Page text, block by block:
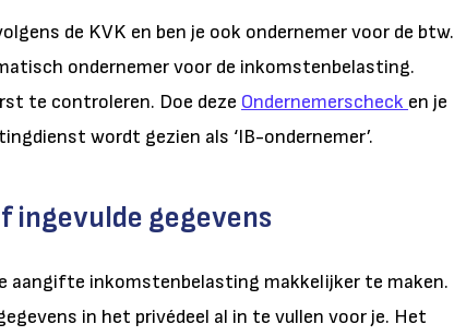
de KVK en ben je ook ondernemer voor de btw.
ondernemer voor de inkomstenbelasting.
te controleren. Doe deze Ondernemerscheck en je
wordt gezien als ‘IB-ondernemer’.
ingevulde gegevens
aangifte inkomstenbelasting makkelijker te maken.
in het privédeel al in te vullen voor je. Het